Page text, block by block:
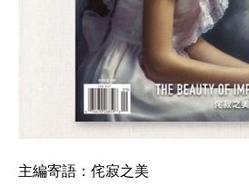
主編寄語：侘寂之美